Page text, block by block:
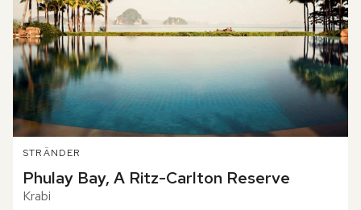
STRÄNDER
Phulay Bay, A Ritz-Carlton Reserve
Krabi